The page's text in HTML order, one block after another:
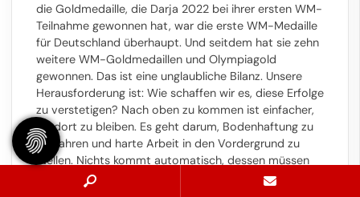
die Goldmedaille, die Darja 2022 bei ihrer ersten WM-
Teilnahme gewonnen hat, war die erste WM-Medaille
für Deutschland überhaupt. Und seitdem hat sie zehn
weitere WM-Goldmedaillen und Olympiagold
gewonnen. Das ist eine unglaubliche Bilanz. Unsere
Herausforderung ist: Wie schaffen wir es, diese Erfolge
zu verstetigen? Nach oben zu kommen ist einfacher,
als dort zu bleiben. Es geht darum, Bodenhaftung zu
bewahren und harte Arbeit in den Vordergrund zu
stellen. Nichts kommt automatisch, dessen müssen
wir uns bewusst sein. Wir sind sicherlich ein wenig